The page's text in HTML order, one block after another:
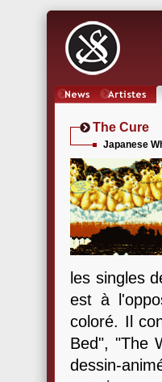
The Cure
Japanese
les singles
est à
coloré. Il
Bed", "The
dessin-